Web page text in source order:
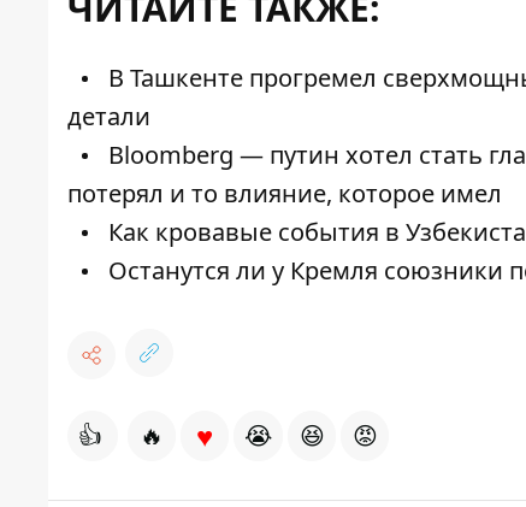
В Ташкенте прогремел
детали
Bloomberg — путин хотел стать
потерял и то влияние, которое имел
Как кровавые события в
Останутся ли у Кремля союзники
👍 🔥 ♥ 😭 😆 😡